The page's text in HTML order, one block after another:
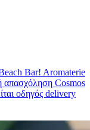
Bar! Aromaterie
απασχόληση Cosmos
οδηγός delivery